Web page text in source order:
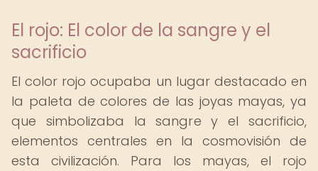
El rojo: El color de la sangre y el
sacrificio
El color rojo ocupaba un lugar destacado en
la paleta de colores de las joyas mayas, ya
que simbolizaba la sangre y el sacrificio,
elementos centrales en la cosmovisión de
esta civilización. Para los mayas, el rojo